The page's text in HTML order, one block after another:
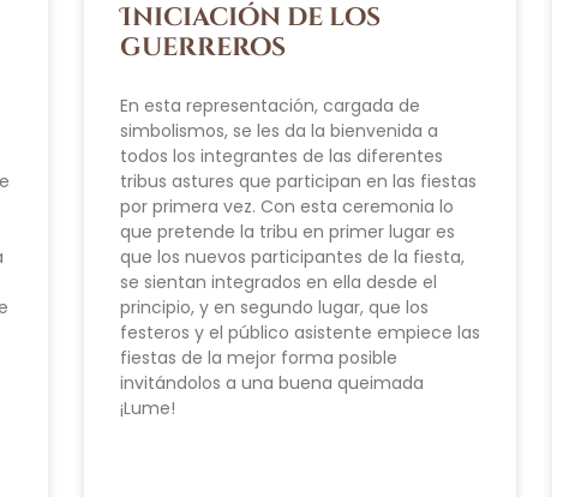
Iniciación de los
guerreros
En esta representación, cargada de
simbolismos, se les da la bienvenida a
todos los integrantes de las diferentes
tribus astures que participan en las fiestas
por primera vez. Con esta ceremonia lo
que pretende la tribu en primer lugar es
que los nuevos participantes de la fiesta,
se sientan integrados en ella desde el
principio, y en segundo lugar, que los
festeros y el público asistente empiece las
fiestas de la mejor forma posible
invitándolos a una buena queimada
¡Lume!